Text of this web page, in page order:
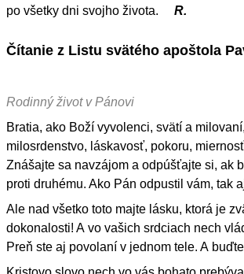
po všetky dni svojho života.
R.
Čítanie z Listu svätého apoštola
Rodinný život v Pánovi
Bratia, ako Boží vyvolenci, svätí a
milosrdenstvo, láskavosť, pokoru,
Znášajte sa navzájom a odpúšťajte si, ak
proti druhému. Ako Pán odpustil vám, tak
Ale nad všetko toto majte lásku, ktorá je
dokonalosti! A vo vašich srdciach nech
Preň ste aj povolaní v jednom tele. A